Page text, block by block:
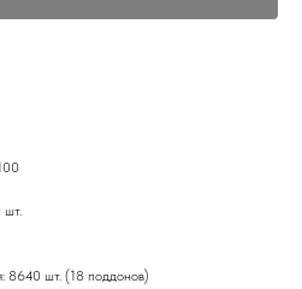
шт.
8640 шт. (18 поддонов)